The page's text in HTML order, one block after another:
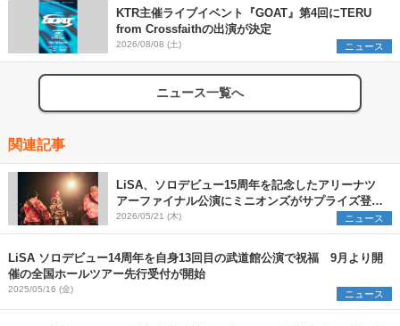
KTR主催ライブイベント『GOAT』第4回にTERU
from Crossfaithの出演が決定
2026/08/08 (土) ニュース
ニュース一覧へ
関連記事
LiSA、ソロデビュー15周年を記念したアリーナツ
アーファイナル公演にミニオンズがサプライズ登
場 10月から全国ホールツアーの開催が決定
2026/05/21 (木) ニュース
LiSA ソロデビュー14周年を自身13回目の武道館公演で祝福 9月より開
催の全国ホールツアー先行受付が開始
2025/05/16 (金) ニュース